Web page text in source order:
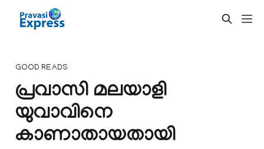
GOOD READS
പ്രവാസി മലയാളി
യുവാവിനെ
കാണാതായതായി